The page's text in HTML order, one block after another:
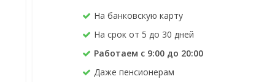
На банковскую карту
На срок от 5 до 30 дней
Работаем с 9:00 до 20:00
Даже пенсионерам